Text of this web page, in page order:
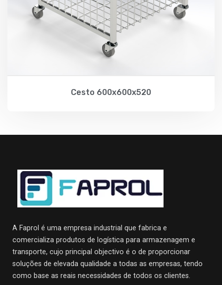
Cesto 600x600x520
A Faprol é uma empresa industrial que fabrica e
comercializa produtos de logística para armazenagem e
transporte, cujo principal objectivo é o de proporcionar
soluções de elevada qualidade a todas as empresas, tendo
como base as reais necessidades de todos os clientes.